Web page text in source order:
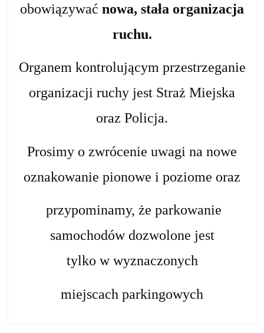
obowiązywać nowa, stała organizacja
ruchu.
Organem kontrolującym przestrzeganie
organizacji ruchy jest Straż Miejska
oraz Policja.
Prosimy o zwrócenie uwagi na nowe
oznakowanie pionowe i poziome oraz
przypominamy, że parkowanie
samochodów dozwolone jest
tylko w wyznaczonych
miejscach parkingowych